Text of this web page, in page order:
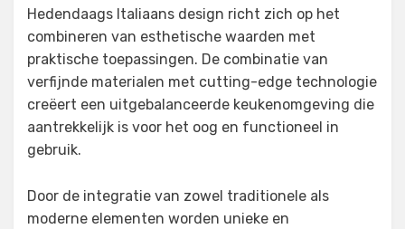
Hedendaags Italiaans design richt zich op het
combineren van esthetische waarden met
praktische toepassingen. De combinatie van
verfijnde materialen met cutting-edge technologie
creëert een uitgebalanceerde keukenomgeving die
aantrekkelijk is voor het oog en functioneel in
gebruik.
Door de integratie van zowel traditionele als
moderne elementen worden unieke en